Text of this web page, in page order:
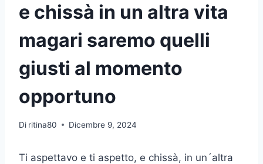
e chissà in un altra vita
magari saremo quelli
giusti al momento
opportuno
Di ritina80 Dicembre 9, 2024
Ti aspettavo e ti aspetto, e chissà, in un´altra